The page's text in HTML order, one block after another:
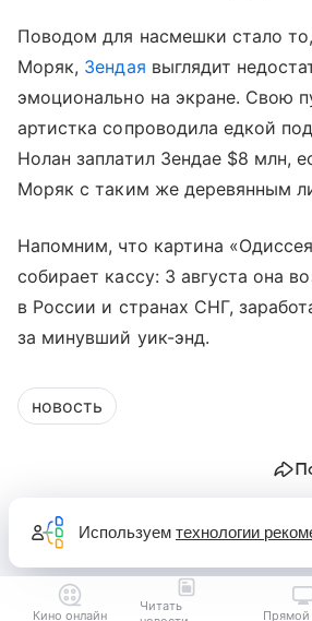
Поводом для насмешки стало
Моряк, Зендая выглядит
эмоционально на экране. Свою
артистка сопроводила едкой
Нолан заплатил Зендае $8 млн,
Моряк с таким же деревянным
Напомним, что картина
собирает кассу: 3 августа она
в России и странах СНГ,
за минувший уик-энд.
новость
Кино онлайн
Читать
Прямой
Используем технологии